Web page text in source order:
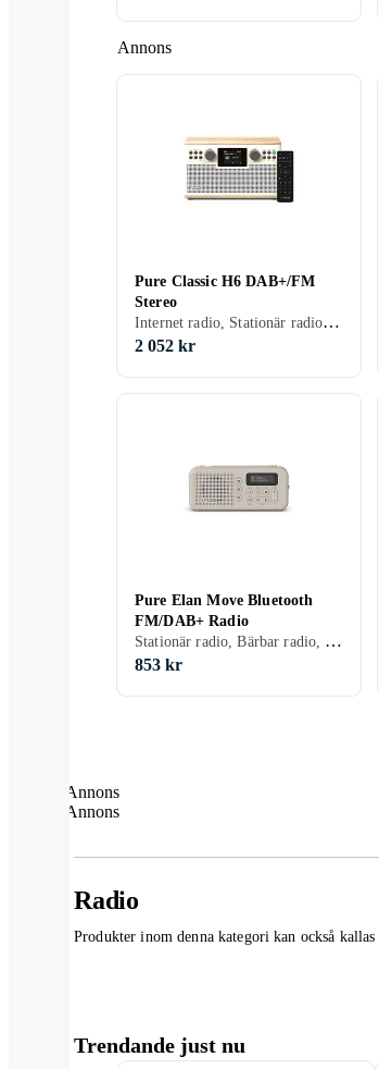
Annons
Pure Classic H6 DAB+/FM
Stereo
Internet radio, Stationär radio, FM, DAB, DAB+, Nätström, Analog 3,5mm-ingång (Aux)
2 052 kr
Pure Elan Move Bluetooth
FM/DAB+ Radio
Stationär radio, Bärbar radio, FM, DAB, DAB+
853 kr
Annons
Annons
Radio
Produkter inom denna kategori kan också kallas
Trendande just nu